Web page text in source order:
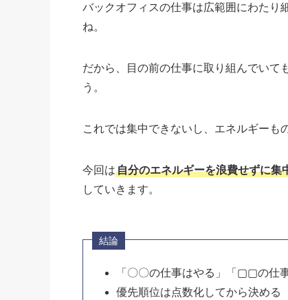
バックオフィスの仕事は広範囲にわたり
ね。
だから、目の前の仕事に取り組んでいて
う。
これでは集中できないし、エネルギーも
今回は自分のエネルギーを浪費せずに集
していきます。
結論
「〇〇の仕事はやる」「▢▢の仕
優先順位は点数化してから決める